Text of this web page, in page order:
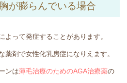
が膨らんでいる場合
よって発症することがあります。
薬剤で女性化乳房症になりえます。
ンは薄毛治療のためのAGA治療薬の